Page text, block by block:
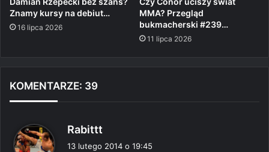
Znamy kursy na debiut…
16 lipca 2026
MMA? Przegląd
bukmacherski #239…
11 lipca 2026
KOMENTARZE: 39
Rabittt
13 lutego 2014 o 19:45